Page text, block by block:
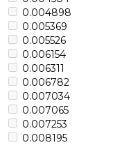
0.004898
0.005369
0.005526
0.006154
0.006311
0.006782
0.007034
0.007065
0.007253
0.008195